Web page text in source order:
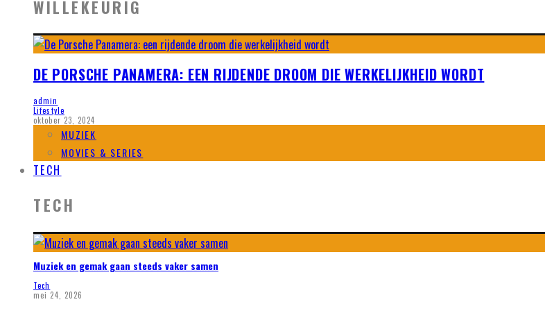
WILLEKEURIG
DE PORSCHE PANAMERA: EEN RIJDENDE DROOM DIE WERKELIJKHEID WORDT
admin
Lifestyle
oktober 23, 2024
MUZIEK
MOVIES & SERIES
TECH
TECH
Muziek en gemak gaan steeds vaker samen
Tech
mei 24, 2026